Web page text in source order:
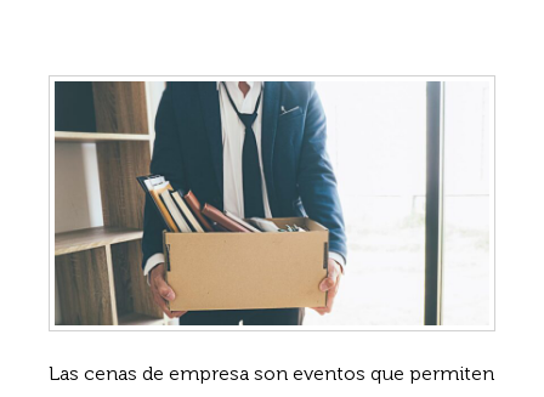
Las cenas de empresa son eventos que permiten